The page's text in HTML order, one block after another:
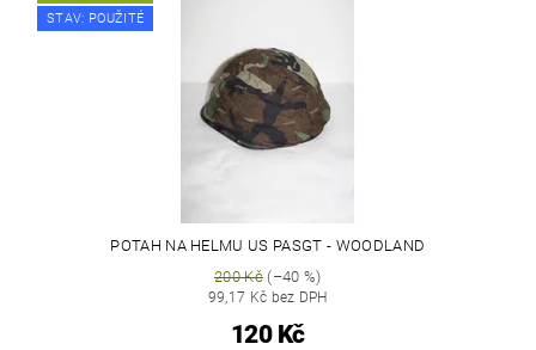
STAV: POUŽITÉ
POTAH NA HELMU US PASGT - WOODLAND
200 Kč(–40 %)
99,17 Kč bez DPH
120 Kč